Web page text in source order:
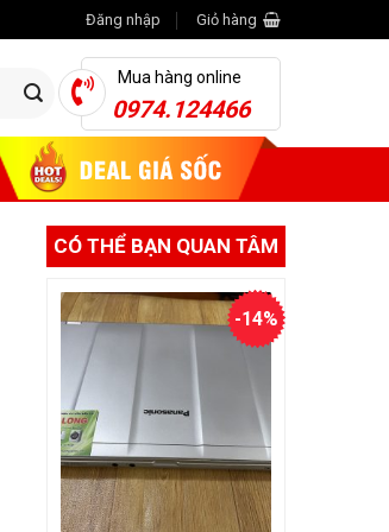
Đăng nhập Giỏ hàng
Mua hàng online
0974.124466
CÓ THỂ BẠN QUAN TÂM
-14%